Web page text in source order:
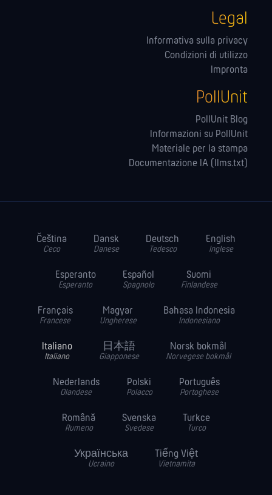
Legal
Informativa sulla privacy
Condizioni di utilizzo
Impronta
PollUnit
PollUnit Blog
Informazioni su PollUnit
Materiale per la stampa
Documentazione IA (llms.txt)
Čeština
Ceco
Dansk
Danese
Deutsch
Tedesco
English
Inglese
Esperanto
Esperanto
Español
Spagnolo
Suomi
Finlandese
Français
Francese
Magyar
Ungherese
Bahasa Indonesia
Indonesiano
Italiano
Italiano
日本語
Giapponese
Norsk bokmål
Norvegese bokmål
Nederlands
Olandese
Polski
Polacco
Português
Portoghese
Română
Rumeno
Svenska
Svedese
Turkce
Turco
Українська
Ucraino
Tiếng Việt
Vietnamita